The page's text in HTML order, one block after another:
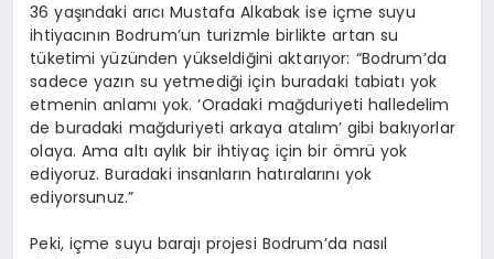
36 yaşındaki arıcı Mustafa Alkabak ise içme suyu
ihtiyacının Bodrum’un turizmle birlikte artan su
tüketimi yüzünden yükseldiğini aktarıyor: “Bodrum’da
sadece yazın su yetmediği için buradaki tabiatı yok
etmenin anlamı yok. ‘Oradaki mağduriyeti halledelim
de buradaki mağduriyeti arkaya atalım’ gibi bakıyorlar
olaya. Ama altı aylık bir ihtiyaç için bir ömrü yok
ediyoruz. Buradaki insanların hatıralarını yok
ediyorsunuz.”
Peki, içme suyu barajı projesi Bodrum’da nasıl